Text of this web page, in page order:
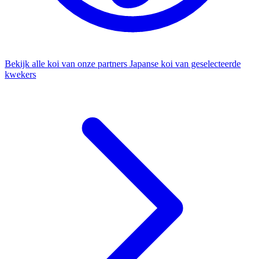
Bekijk alle koi van onze partners Japanse koi van geselecteerde
kwekers